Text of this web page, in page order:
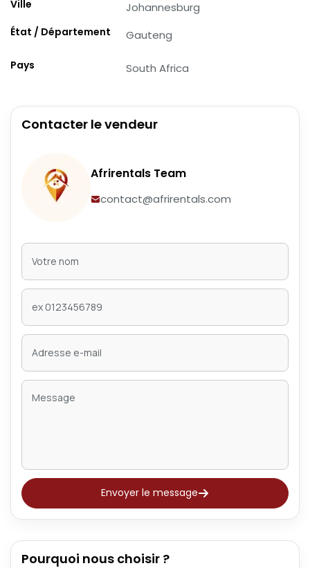
Ville Johannesburg
État / Département Gauteng
Pays South Africa
Contacter le vendeur
Afrirentals Team
contact@afrirentals.com
Envoyer le message
Pourquoi nous choisir ?